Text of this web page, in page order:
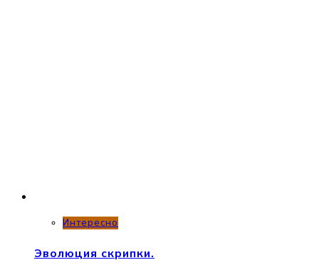
Интересно
Эволюция скрипки.